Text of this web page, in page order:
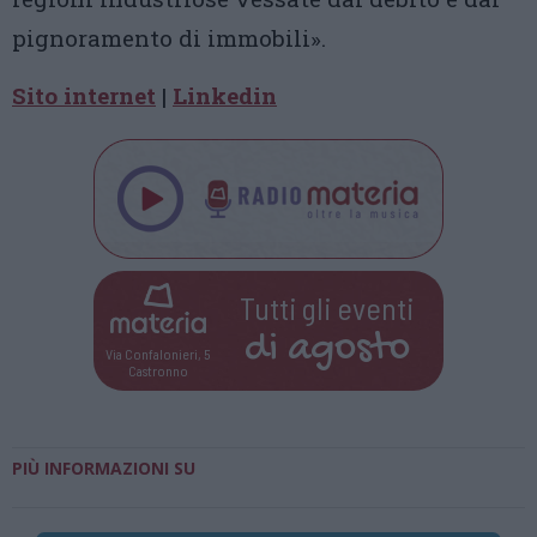
pignoramento di immobili».
Sito internet | Linkedin
Via Confalonieri, 5
Castronno
Tutti gli eventi
di agosto
PIÙ INFORMAZIONI SU